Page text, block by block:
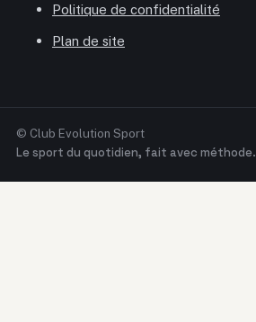
Politique de confidentialité
Plan de site
© Club Evolution Sport
Le sport du quotidien, fait avec méthode.